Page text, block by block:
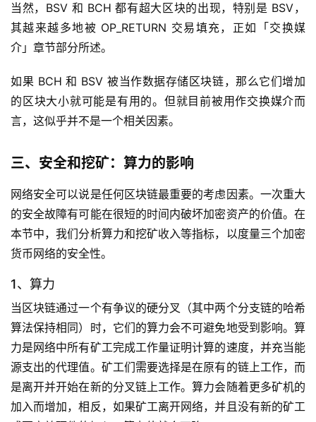
当然，BSV 和 BCH 都有超大区块的出现，特别是 BSV，
其越来越多地被 OP_RETURN 交易填充，正如「交换媒
介」章节部分所述。
如果 BCH 和 BSV 被当作数据存储区块链，那么它们增加
的区块大小就可能是有用的。但就目前被用作交换媒介而
言，这似乎并不是一个相关因素。
三、安全和挖矿：算力的影响
网络安全可以说是任何区块链最重要的考虑因素。一次重大
的安全故障有可能在很短的时间内破坏加密资产的价值。在
本节中，我们分析算力和挖矿收入等指标，以度量三个加密
货币网络的安全性。
1、算力
当区块链通过一个有争议的硬分叉（其中两个分支链的哈希
算法保持相同）时，它们的算力会不可避免地受到影响。算
力是网络中所有矿工完成工作量证明计算的速度，并充当能
源支出的代理值。矿工们需要选择是在原有的链上工作，而
是离开并开始在新的分叉链上工作。算力会随着更多矿机的
加入而增加，相反，如果矿工离开网络，并且没有新的矿工